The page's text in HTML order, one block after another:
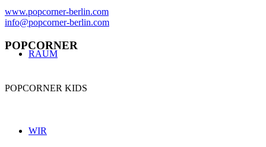
RAUM
WIR
www.popcorner-berlin.com
info@popcorner-berlin.com
POPCORNER
POPCORNER KIDS